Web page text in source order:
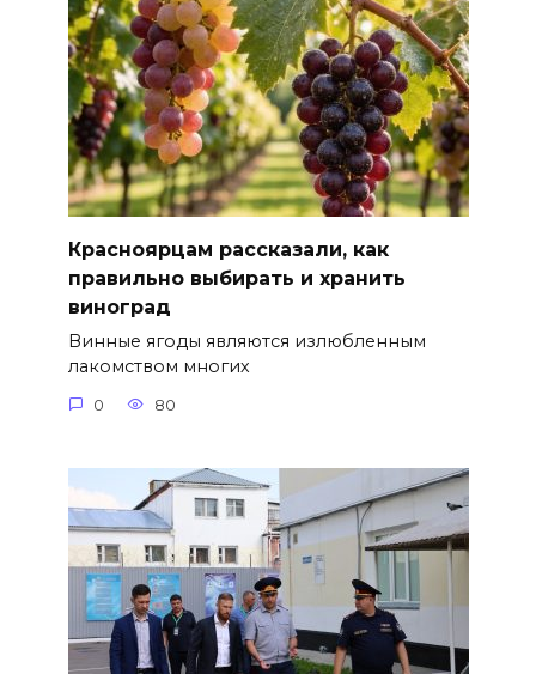
Красноярцам рассказали, как
правильно выбирать и хранить
виноград
Винные ягоды являются излюбленным
лакомством многих
0 80